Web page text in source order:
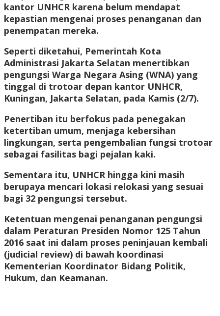
kantor UNHCR karena belum mendapat
kepastian mengenai proses penanganan dan
penempatan mereka.
Seperti diketahui, Pemerintah Kota
Administrasi Jakarta Selatan menertibkan
pengungsi Warga Negara Asing (WNA) yang
tinggal di trotoar depan kantor UNHCR,
Kuningan, Jakarta Selatan, pada Kamis (2/7).
Penertiban itu berfokus pada penegakan
ketertiban umum, menjaga kebersihan
lingkungan, serta pengembalian fungsi trotoar
sebagai fasilitas bagi pejalan kaki.
Sementara itu, UNHCR hingga kini masih
berupaya mencari lokasi relokasi yang sesuai
bagi 32 pengungsi tersebut.
Ketentuan mengenai penanganan pengungsi
dalam Peraturan Presiden Nomor 125 Tahun
2016 saat ini dalam proses peninjauan kembali
(judicial review) di bawah koordinasi
Kementerian Koordinator Bidang Politik,
Hukum, dan Keamanan.